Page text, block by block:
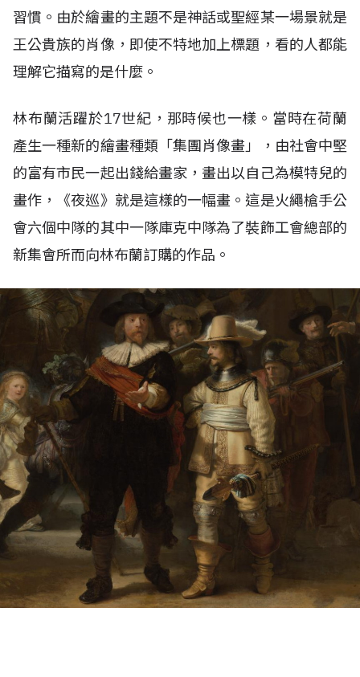
習慣。由於繪畫的主題不是神話或聖經某一場景就是
王公貴族的肖像，即使不特地加上標題，看的人都能
理解它描寫的是什麼。
林布蘭活躍於17世紀，那時候也一樣。當時在荷蘭
產生一種新的繪畫種類「集團肖像畫」，由社會中堅
的富有市民一起出錢給畫家，畫出以自己為模特兒的
畫作，《夜巡》就是這樣的一幅畫。這是火繩槍手公
會六個中隊的其中一隊庫克中隊為了裝飾工會總部的
新集會所而向林布蘭訂購的作品。